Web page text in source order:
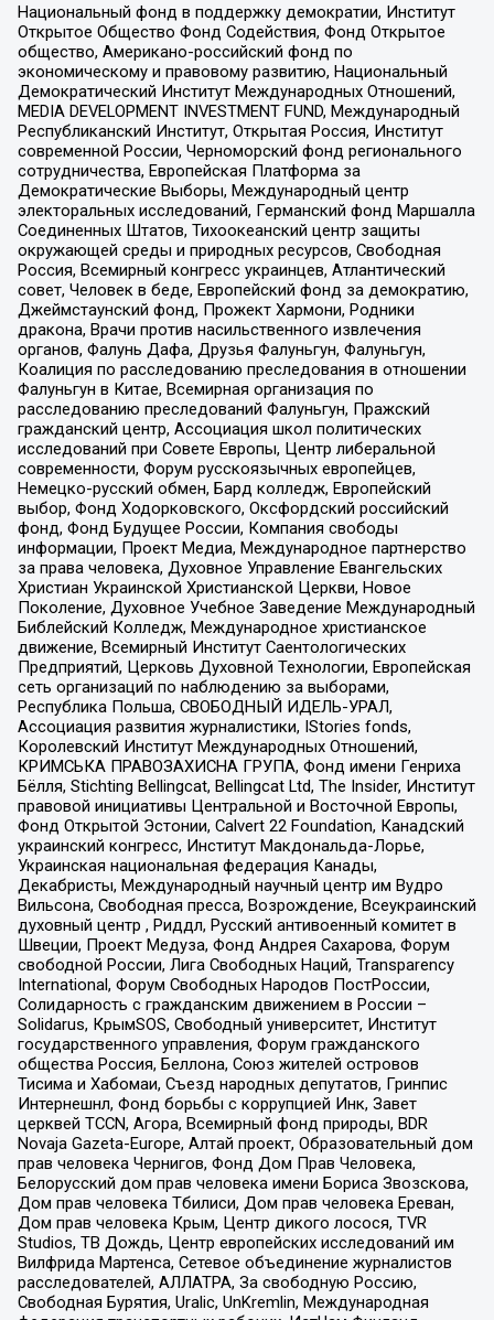
Национальный фонд в поддержку демократии, Институт
Открытое Общество Фонд Содействия, Фонд Открытое
общество, Американо-российский фонд по
экономическому и правовому развитию, Национальный
Демократический Институт Международных Отношений,
MEDIA DEVELOPMENT INVESTMENT FUND, Международный
Республиканский Институт, Открытая Россия, Институт
современной России, Черноморский фонд регионального
сотрудничества, Европейская Платформа за
Демократические Выборы, Международный центр
электоральных исследований, Германский фонд Маршалла
Соединенных Штатов, Тихоокеанский центр защиты
окружающей среды и природных ресурсов, Свободная
Россия, Всемирный конгресс украинцев, Атлантический
совет, Человек в беде, Европейский фонд за демократию,
Джеймстаунский фонд, Прожект Хармони, Родники
дракона, Врачи против насильственного извлечения
органов, Фалунь Дафа, Друзья Фалуньгун, Фалуньгун,
Коалиция по расследованию преследования в отношении
Фалуньгун в Китае, Всемирная организация по
расследованию преследований Фалуньгун, Пражский
гражданский центр, Ассоциация школ политических
исследований при Совете Европы, Центр либеральной
современности, Форум русскоязычных европейцев,
Немецко-русский обмен, Бард колледж, Европейский
выбор, Фонд Ходорковского, Оксфордский российский
фонд, Фонд Будущее России, Компания свободы
информации, Проект Медиа, Международное партнерство
за права человека, Духовное Управление Евангельских
Христиан Украинской Христианской Церкви, Новое
Поколение, Духовное Учебное Заведение Международный
Библейский Колледж, Международное христианское
движение, Всемирный Институт Саентологических
Предприятий, Церковь Духовной Технологии, Европейская
сеть организаций по наблюдению за выборами,
Республика Польша, СВОБОДНЫЙ ИДЕЛЬ-УРАЛ,
Ассоциация развития журналистики, IStories fonds,
Королевский Институт Международных Отношений,
КРИМСЬКА ПРАВОЗАХИСНА ГРУПА, Фонд имени Генриха
Бёлля, Stichting Bellingcat, Bellingcat Ltd, The Insider, Институт
правовой инициативы Центральной и Восточной Европы,
Фонд Открытой Эстонии, Calvert 22 Foundation, Канадский
украинский конгресс, Институт Макдональда-Лорье,
Украинская национальная федерация Канады,
Декабристы, Международный научный центр им Вудро
Вильсона, Свободная пресса, Возрождение, Всеукраинский
духовный центр , Риддл, Русский антивоенный комитет в
Швеции, Проект Медуза, Фонд Андрея Сахарова, Форум
свободной России, Лига Свободных Наций, Transparеncy
International, Форум Свободных Народов ПостРоссии,
Солидарность с гражданским движением в России –
Solidarus, КрымSOS, Свободный университет, Институт
государственного управления, Форум гражданского
общества Россия, Беллона, Союз жителей островов
Тисима и Хабомаи, Съезд народных депутатов, Гринпис
Интернешнл, Фонд борьбы с коррупцией Инк, Завет
церквей TCCN, Агора, Всемирный фонд природы, BDR
Novaja Gazeta-Europe, Алтай проект, Образовательный дом
прав человека Чернигов, Фонд Дом Прав Человека,
Белорусский дом прав человека имени Бориса Звозскова,
Дом прав человека Тбилиси, Дом прав человека Ереван,
Дом прав человека Крым, Центр дикого лосося, TVR
Studios, ТВ Дождь, Центр европейских исследований им
Вилфрида Мартенса, Сетевое объединение журналистов
расследователей, АЛЛАТРА, За свободную Россию,
Свободная Бурятия, Uralic, UnKremlin, Международная